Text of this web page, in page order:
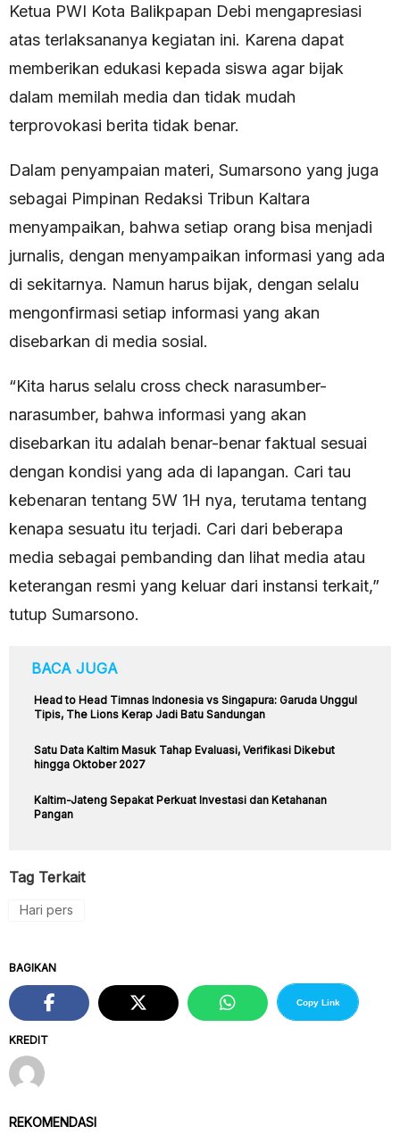
Ketua PWI Kota Balikpapan Debi mengapresiasi
atas terlaksananya kegiatan ini. Karena dapat
memberikan edukasi kepada siswa agar bijak
dalam memilah media dan tidak mudah
terprovokasi berita tidak benar.
Dalam penyampaian materi, Sumarsono yang juga
sebagai Pimpinan Redaksi Tribun Kaltara
menyampaikan, bahwa setiap orang bisa menjadi
jurnalis, dengan menyampaikan informasi yang ada
di sekitarnya. Namun harus bijak, dengan selalu
mengonfirmasi setiap informasi yang akan
disebarkan di media sosial.
“Kita harus selalu cross check narasumber-
narasumber, bahwa informasi yang akan
disebarkan itu adalah benar-benar faktual sesuai
dengan kondisi yang ada di lapangan. Cari tau
kebenaran tentang 5W 1H nya, terutama tentang
kenapa sesuatu itu terjadi. Cari dari beberapa
media sebagai pembanding dan lihat media atau
keterangan resmi yang keluar dari instansi terkait,”
tutup Sumarsono.
BACA JUGA
Head to Head Timnas Indonesia vs Singapura: Garuda Unggul
Tipis, The Lions Kerap Jadi Batu Sandungan
Satu Data Kaltim Masuk Tahap Evaluasi, Verifikasi Dikebut
hingga Oktober 2027
Kaltim-Jateng Sepakat Perkuat Investasi dan Ketahanan
Pangan
Tag Terkait
Hari pers
KREDIT
BAGIKAN
Copy Link
REKOMENDASI